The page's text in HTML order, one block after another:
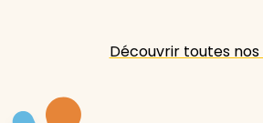
Découvrir toutes nos